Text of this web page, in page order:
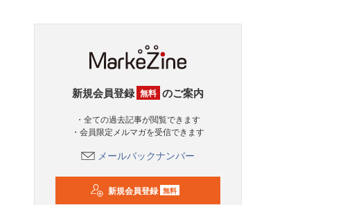
新規会員登録 無料 のご案内
・全ての過去記事が閲覧できます
・会員限定メルマガを受信できます
メールバックナンバー
新規会員登録 無料